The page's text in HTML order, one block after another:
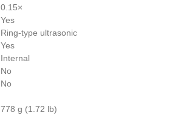
0.15×
Yes
Ring-type ultrasonic
Yes
Internal
No
No
778 g (1.72 lb)